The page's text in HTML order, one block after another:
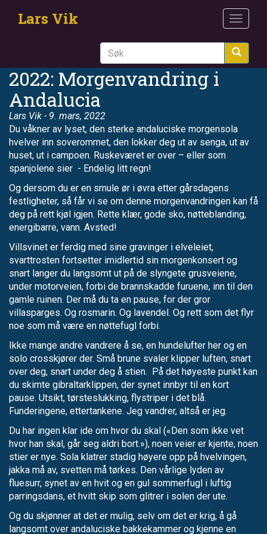
Lars Vik
Toggle
Søk
2022: Morgenvandring i
Andalucia
Lars Vik - 9. mars, 2022
Du våkner av lyset, den sterke andaluciske morgensola
hvelver inn soverommet, den lokker deg ut av senga, ut av
huset, ut i campoen. Ruskeværet er over – eller som
spanjolene sier - Endelig litt regn!
Og dersom du er en smule ør i øvra etter gårsdagens
festligheter, så får vi se om denne morgenvandringen kan få
deg på rett kjøl igjen. Rette klær, gode sko, nøtteblanding,
energibarre, vann. Avsted!
Villsvinet er ferdig med sine gravinger i elveleiet,
svarttrosten fortsetter imidlertid sin morgenkonsert og
snart langer du langsomt ut på de slyngete grusveiene,
under motorveien, forbi de brannskadde furuene, inn til den
gamle ruinen. Der må du ta en pause, for der gror
villasparges. Og rosmarin. Og lavendel. Og rett som det flyr
noe som må være en nøttefugl forbi.
Ikke mange andre vandrere å se, en hundelufter her og en
solo crosskjører der. Små brune svaler klipper luften, snart
over deg, snart under deg å stien. På det høyeste punkt kan
du skimte gibraltarklippen, der synet innbyr til en kort
pause. Utsikt, tørsteslukking, flystriper i det blå.
Funderingene, ettertankene. Jeg vandrer, altså er jeg.
Du har ingen klar ide om hvor du skal («Den som ikke vet
hvor han skal, går seg aldri bort.»), noen veier er kjente, noen
stier er nye. Sola klatrer stadig høyere opp på hvelvingen,
jakka må av, svetten må tørkes. Den vårlige lyden av
fluesurr, synet av en hvit og en gul sommerfugl i luftig
parringsdans, et hvitt skip som glitrer i solen der ute.
Og du skjønner at det er mulig, selv om det er krig, å gå
langsomt over andaluciske bakkekammer og kjenne en